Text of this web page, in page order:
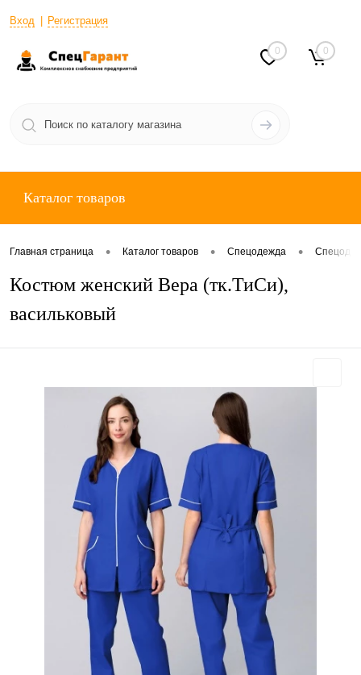
Вход Регистрация
0 0
Каталог товаров
Главная страница • Каталог товаров • Спецодежда •
Костюм женский Вера (тк.ТиСи),
васильковый